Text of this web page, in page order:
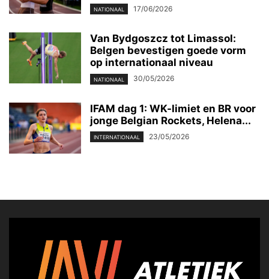
NATIONAAL 17/06/2026
Van Bydgoszcz tot Limassol:
Belgen bevestigen goede vorm
op internationaal niveau
NATIONAAL 30/05/2026
IFAM dag 1: WK-limiet en BR voor
jonge Belgian Rockets, Helena...
INTERNATIONAAL 23/05/2026